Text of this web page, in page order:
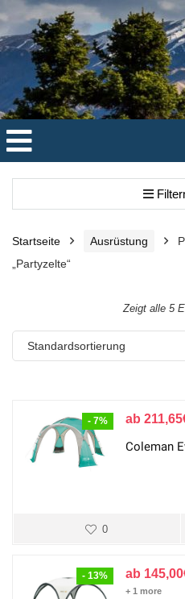
Startseite Ausrüstung
„Partyzelte“
Zeigt alle 5
Standardsortierung
- 7% 211,65
Coleman
0
- 13% 145,00
+ 1 more